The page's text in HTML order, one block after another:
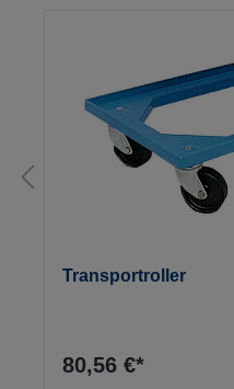
Transportroller
80,56 €*